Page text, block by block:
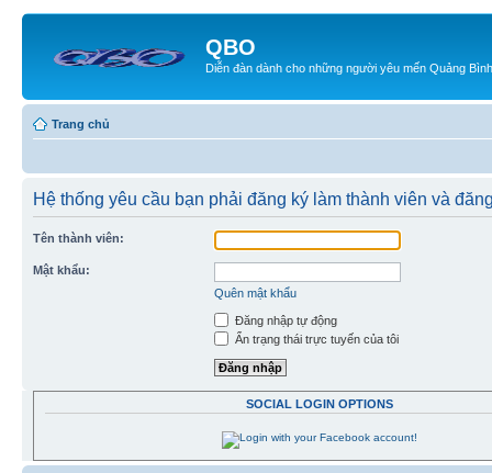
QBO
Diễn đàn dành cho những người yêu mến Quảng Bình
Trang chủ
Hệ thống yêu cầu bạn phải đăng ký làm thành viên và
Tên thành viên:
Mật khẩu:
Quên mật khẩu
Đăng nhập tự động
Ẩn trạng thái trực tuyến của tôi
SOCIAL LOGIN OPTIONS